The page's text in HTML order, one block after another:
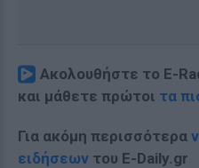
Ακολουθήστε το E-
και μάθετε πρώτοι τα
Για ακόμη περισσότερα
ειδήσεων του E-Daily.gr